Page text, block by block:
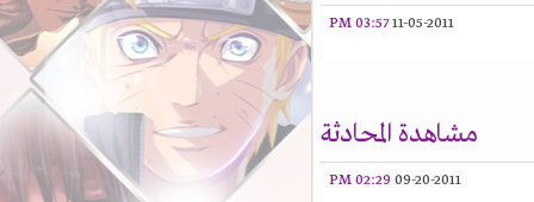
11-05-2011
03:57 PM
مشاهدة المحادثة
09-20-2011
02:29 PM